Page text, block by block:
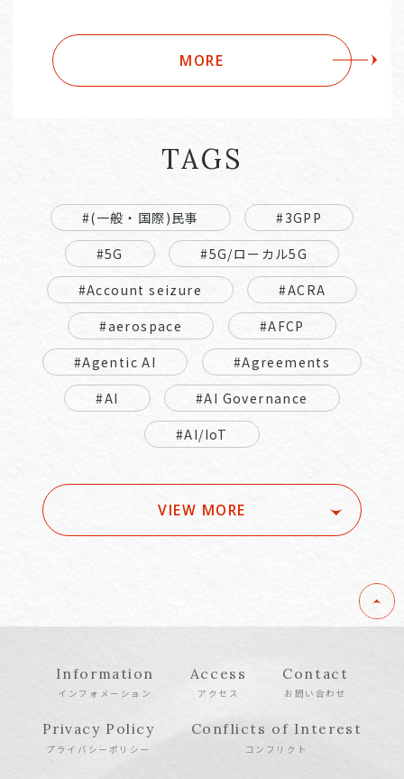
MORE
TAGS
#(一般・国際)民事
#3GPP
#5G
#5G/ローカル5G
#Account seizure
#ACRA
#aerospace
#AFCP
#Agentic AI
#Agreements
#AI
#AI Governance
#AI/IoT
VIEW MORE
Information
インフォメーション
Access
アクセス
Contact
お問い合わせ
Privacy Policy
プライバシーポリシー
Conflicts of Interest
コンフリクト